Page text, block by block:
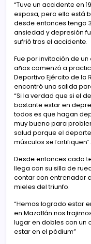
“Tuve un accidente en
esposa, pero ella está
desde entonces tengo
ansiedad y depresión
sufrió tras el accidente.
Fue por invitación de
años comenzó a
Deportivo Ejército de la
encontró una salida
“Si la verdad que si el
bastante estar en
todos es que hagan
muy bueno para
salud porque el
músculos se fortifiquen”.
Desde entonces cada
llega con su silla de
contar con entrenador
mieles del triunfo.
“Hemos logrado estar
en Mazatlán nos
lugar en dobles con un
estar en el pódium”